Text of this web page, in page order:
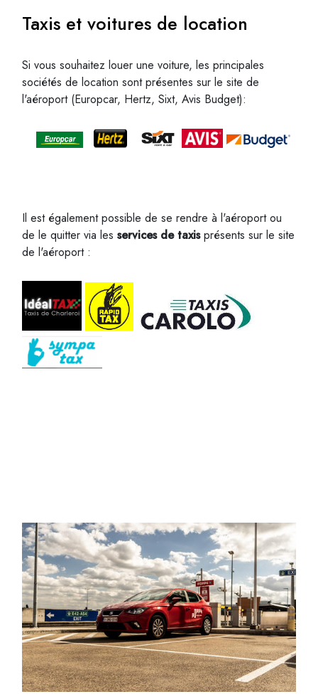
Taxis et voitures de location
Si vous souhaitez louer une voiture, les principales
sociétés de location sont présentes sur le site de
l'aéroport (Europcar, Hertz, Sixt, Avis Budget):
Il est également possible de se rendre à l'aéroport ou
de le quitter via les services de taxisprésents sur le site
de l'aéroport :